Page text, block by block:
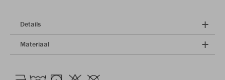
Details
Materiaal